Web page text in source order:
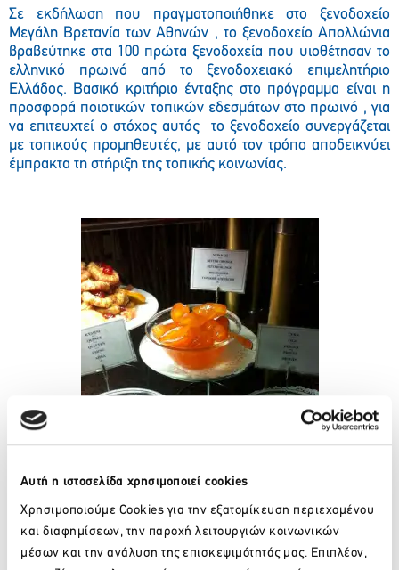
Αυτή η ιστοσελίδα χρησιμοποιεί cookies
Χρησιμοποιούμε Cookies για την εξατομίκευση περιεχομένου
και διαφημίσεων, την παροχή λειτουργιών κοινωνικών
μέσων και την ανάλυση της επισκεψιμότητάς μας. Επιπλέον,
Σε εκδήλωση που πραγματοποιήθηκε στο ξενοδοχείο
Μεγάλη Βρετανία των Αθηνών , το ξενοδοχείο Απολλώνια
βραβεύτηκε στα 100 πρώτα ξενοδοχεία που υιοθέτησαν το
ελληνικό πρωινό από το ξενοδοχειακό επιμελητήριο
Ελλάδος. Βασικό κριτήριο ένταξης στο πρόγραμμα είναι η
προσφορά ποιοτικών τοπικών εδεσμάτων στο πρωινό , για
να επιτευχτεί ο στόχος αυτός το ξενοδοχείο συνεργάζεται
με τοπικούς προμηθευτές, με αυτό τον τρόπο αποδεικνύει
έμπρακτα τη στήριξη της τοπικής κοινωνίας.